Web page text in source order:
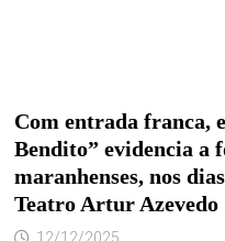
Com entrada franca,
Bendito” evidencia a
maranhenses, nos
Teatro Artur Azevedo
12/12/2025